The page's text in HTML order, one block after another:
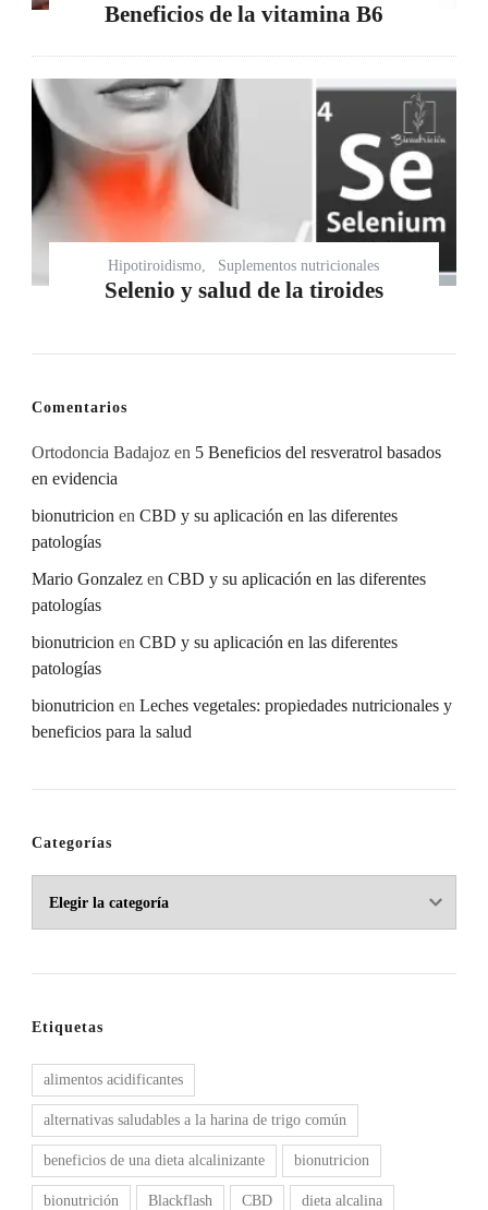
Beneficios de la vitamina B6
Hipotiroidismo Suplementos nutricionales
Selenio y salud de la tiroides
Comentarios
Ortodoncia Badajoz en 5 Beneficios del resveratrol basados
en evidencia
bionutricion en CBD y su aplicación en las diferentes
patologías
Mario Gonzalez en CBD y su aplicación en las diferentes
patologías
bionutricion en CBD y su aplicación en las diferentes
patologías
bionutricion en Leches vegetales: propiedades nutricionales y
beneficios para la salud
Categorías
Categorías
Etiquetas
alimentos acidificantes
alternativas saludables a la harina de trigo común
beneficios de una dieta alcalinizante bionutricion
bionutrición Blackflash CBD dieta alcalina